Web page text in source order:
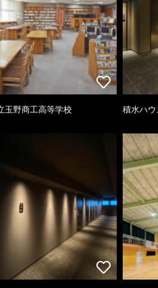
玉野商工高等学校 積水ハ